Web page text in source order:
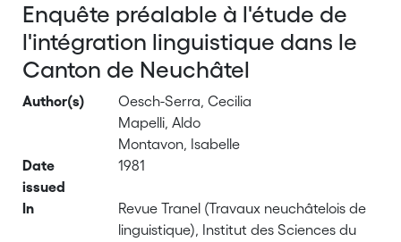
Enquête préalable à l'étude de
l'intégration linguistique dans le
Canton de Neuchâtel
Author(s)
Oesch-Serra, Cecilia
Mapelli, Aldo
Montavon, Isabelle
Date
issued
1981
In
Revue Tranel (Travaux neuchâtelois de
linguistique), Institut des Sciences du